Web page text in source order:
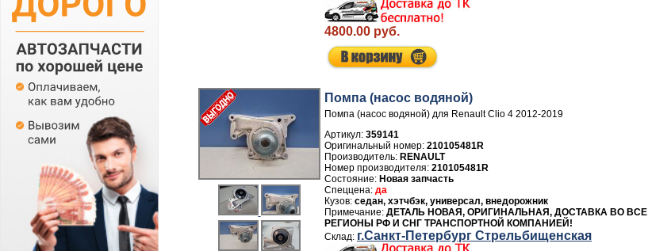
4800.00 руб.
Помпа (насос водяной)
Помпа (насос водяной) для Renault Clio 4 2012-2019
Артикул: 359141
210105481R
Производитель: RENAULT
Номер производителя: 210105481R
Новая запчасть
да
седан, хэтчбэк, универсал, внедорожник
ДЕТАЛЬ НОВАЯ, ОРИГИНАЛЬНАЯ, ДОСТАВКА ВО ВСЕ
РЕГИОНЫ РФ И СНГ ТРАНСПОРТНОЙ КОМПАНИЕЙ!
г.Санкт-Петербург Стрельбищенская